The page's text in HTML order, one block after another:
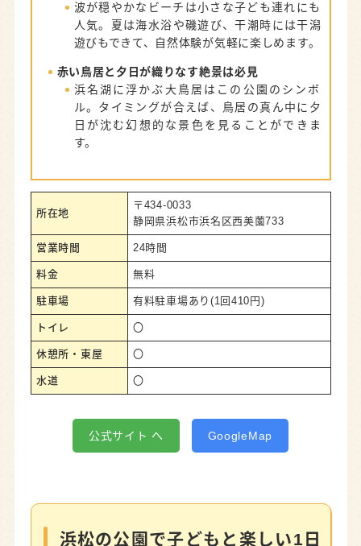
波が穏やかなビーチは小さな子ども連れにも
人気。夏は海水浴や磯遊び、干潮時には干潟
遊びもできて、自然体験が気軽に楽しめます。
赤い鳥居と夕日が織りなす絶景は必見
浜名湖に浮かぶ大鳥居はこの公園のシンボ
ル。タイミングが合えば、鳥居の真ん中に夕
日が沈む幻想的な景色を見ることができま
す。
所在地
〒434-0033
静岡県浜松市浜名区西美薗733
営業時間 24時間
料金 無料
駐車場 有料駐車場あり(1回410円)
トイレ 〇
休憩所・東屋 〇
水道 〇
公式サイト へ GoogleMap
浜松の公園で子どもと楽しい1日